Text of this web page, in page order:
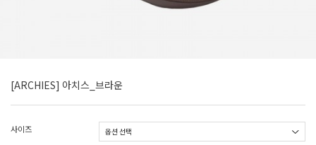
[ARCHIES] 아치스_브라운
사이즈